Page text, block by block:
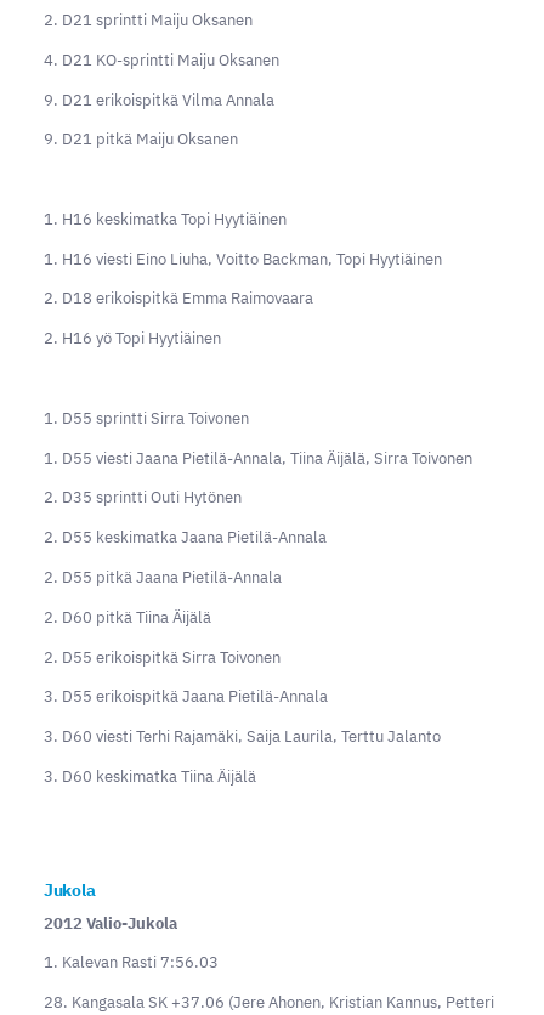
2. D21 sprintti Maiju Oksanen
4. D21 KO-sprintti Maiju Oksanen
9. D21 erikoispitkä Vilma Annala
9. D21 pitkä Maiju Oksanen
1. H16 keskimatka Topi Hyytiäinen
1. H16 viesti Eino Liuha, Voitto Backman, Topi Hyytiäinen
2. D18 erikoispitkä Emma Raimovaara
2. H16 yö Topi Hyytiäinen
1. D55 sprintti Sirra Toivonen
1. D55 viesti Jaana Pietilä-Annala, Tiina Äijälä, Sirra Toivonen
2. D35 sprintti Outi Hytönen
2. D55 keskimatka Jaana Pietilä-Annala
2. D55 pitkä Jaana Pietilä-Annala
2. D60 pitkä Tiina Äijälä
2. D55 erikoispitkä Sirra Toivonen
3. D55 erikoispitkä Jaana Pietilä-Annala
3. D60 viesti Terhi Rajamäki, Saija Laurila, Terttu Jalanto
3. D60 keskimatka Tiina Äijälä
Jukola
2012 Valio-Jukola
1. Kalevan Rasti 7:56.03
28. Kangasala SK +37.06 (Jere Ahonen, Kristian Kannus, Petteri